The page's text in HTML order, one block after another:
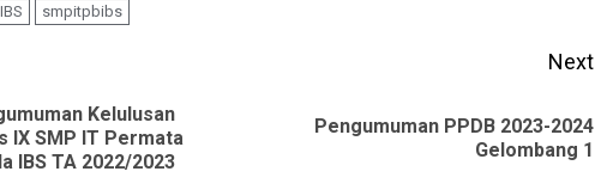
smpitpbibs
Kelulusan
IX SMP IT Permata
IBS TA 2022/2023
Next
Pengumuman PPDB 2023-2024
Gelombang 1